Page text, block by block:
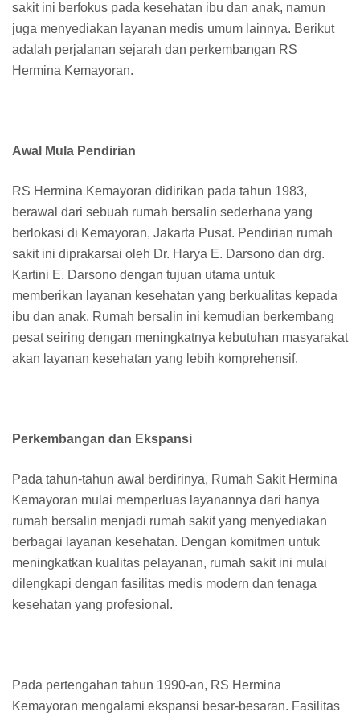
sakit ini berfokus pada kesehatan ibu dan anak, namun
juga menyediakan layanan medis umum lainnya. Berikut
adalah perjalanan sejarah dan perkembangan RS
Hermina Kemayoran.
Awal Mula Pendirian
RS Hermina Kemayoran didirikan pada tahun 1983,
berawal dari sebuah rumah bersalin sederhana yang
berlokasi di Kemayoran, Jakarta Pusat. Pendirian rumah
sakit ini diprakarsai oleh Dr. Harya E. Darsono dan drg.
Kartini E. Darsono dengan tujuan utama untuk
memberikan layanan kesehatan yang berkualitas kepada
ibu dan anak. Rumah bersalin ini kemudian berkembang
pesat seiring dengan meningkatnya kebutuhan masyarakat
akan layanan kesehatan yang lebih komprehensif.
Perkembangan dan Ekspansi
Pada tahun-tahun awal berdirinya, Rumah Sakit Hermina
Kemayoran mulai memperluas layanannya dari hanya
rumah bersalin menjadi rumah sakit yang menyediakan
berbagai layanan kesehatan. Dengan komitmen untuk
meningkatkan kualitas pelayanan, rumah sakit ini mulai
dilengkapi dengan fasilitas medis modern dan tenaga
kesehatan yang profesional.
Pada pertengahan tahun 1990-an, RS Hermina
Kemayoran mengalami ekspansi besar-besaran. Fasilitas